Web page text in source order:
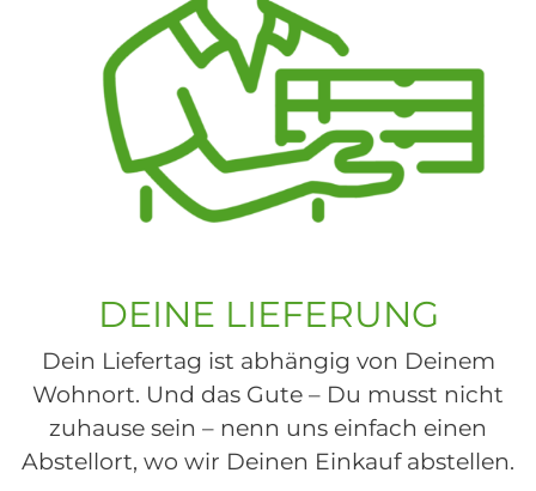
DEINE LIEFERUNG
Dein Liefertag ist abhängig von Deinem
Wohnort. Und das Gute – Du musst nicht
zuhause sein – nenn uns einfach einen
Abstellort, wo wir Deinen Einkauf abstellen.